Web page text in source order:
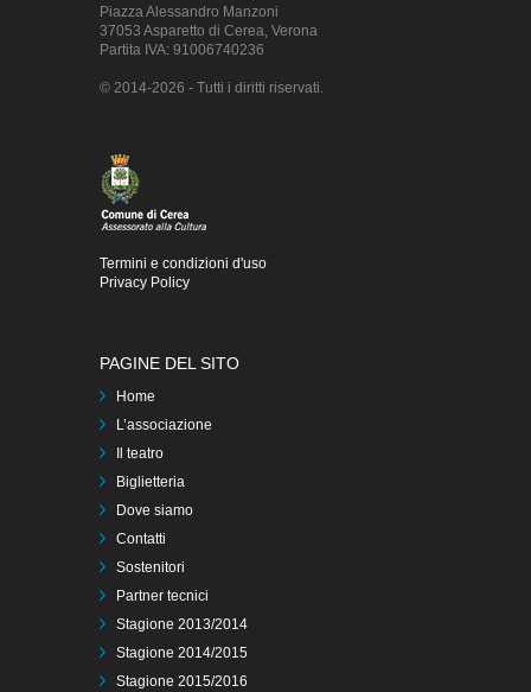
Piazza Alessandro Manzoni
37053 Asparetto di Cerea, Verona
Partita IVA: 91006740236
© 2014-2026 - Tutti i diritti riservati.
Termini e condizioni d'uso
Privacy Policy
PAGINE DEL SITO
Home
L’associazione
Il teatro
Biglietteria
Dove siamo
Contatti
Sostenitori
Partner tecnici
Stagione 2013/2014
Stagione 2014/2015
Stagione 2015/2016